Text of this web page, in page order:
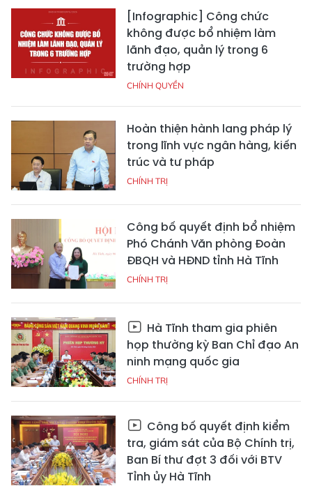
[Infographic] Công chức
không được bổ nhiệm làm
lãnh đạo, quản lý trong 6
trường hợp
CHÍNH QUYỀN
Hoàn thiện hành lang pháp lý
trong lĩnh vực ngân hàng, kiến
trúc và tư pháp
CHÍNH TRỊ
Công bố quyết định bổ nhiệm
Phó Chánh Văn phòng Đoàn
ĐBQH và HĐND tỉnh Hà Tĩnh
CHÍNH TRỊ
Hà Tĩnh tham gia phiên
họp thường kỳ Ban Chỉ đạo An
ninh mạng quốc gia
CHÍNH TRỊ
Công bố quyết định kiểm
tra, giám sát của Bộ Chính trị,
Ban Bí thư đợt 3 đối với BTV
Tỉnh ủy Hà Tĩnh